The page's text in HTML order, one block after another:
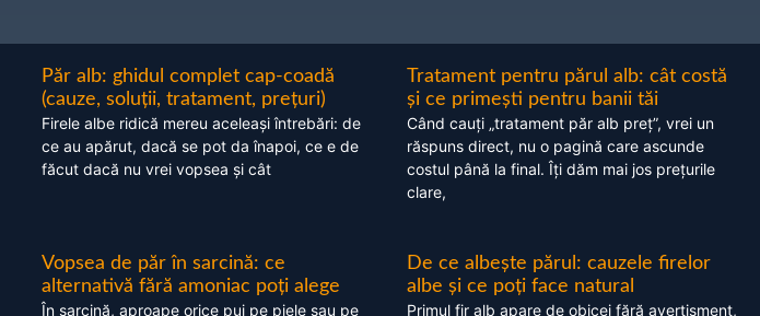
Păr alb: ghidul complet cap-coadă
(cauze, soluții, tratament, prețuri)
Firele albe ridică mereu aceleași întrebări: de
ce au apărut, dacă se pot da înapoi, ce e de
făcut dacă nu vrei vopsea și cât
Tratament pentru părul alb: cât costă
și ce primești pentru banii tăi
Când cauți „tratament păr alb preț”, vrei un
răspuns direct, nu o pagină care ascunde
costul până la final. Îți dăm mai jos prețurile
clare,
Vopsea de păr în sarcină: ce
alternativă fără amoniac poți alege
În sarcină, aproape orice pui pe piele sau pe
De ce albește părul: cauzele firelor
albe și ce poți face natural
Primul fir alb apare de obicei fără avertisment,